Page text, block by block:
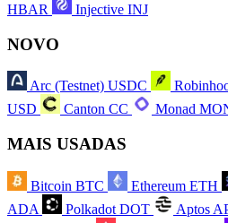
HBAR
Injective INJ
NOVO
Arc (Testnet) USDC
USD
Canton CC Monad
MAIS USADAS
Bitcoin BTC Ethereum ETH
ADA
Polkadot DOT Aptos